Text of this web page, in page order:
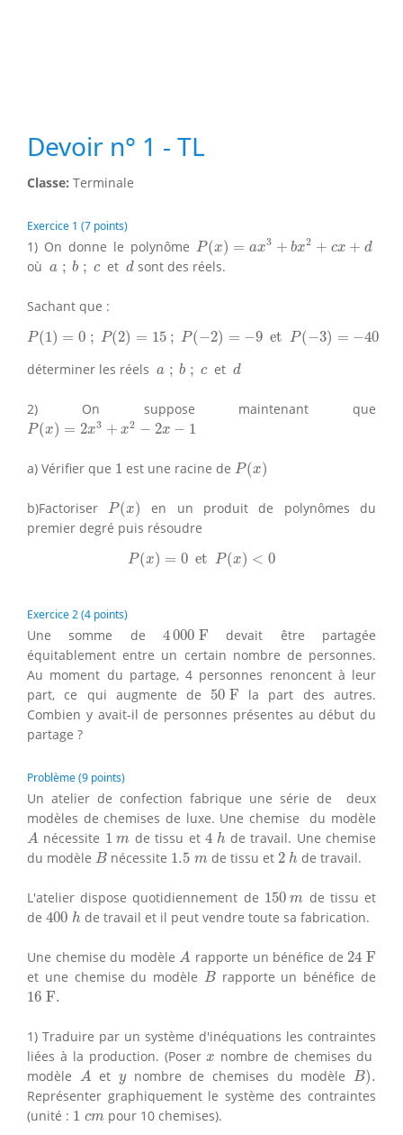
Devoir n° 1 - TL
Classe: Terminale
Exercice 1 (7 points)
1) On donne le polynôme P(x) = ax3 + bx2 + cx + d
P(x = b x2 + cx +
où a ; b ; c
a b; c et d
dsont des réels.
Sachant que :
P(1) = 0 ; P(2) = 15 ; P(−2) = −9 et P(−3) = −40
1 0; P( 15 P(− )= et P −3)= −40
déterminer les réels a ; b ; c
a b; c et d
d
2) On suppose maintenant que
P(x) = 2x3 + x2 − 2x − 1
P(x = 3+x 2 2x −1
a) Vérifier que 1
1 est une racine de P(x)
P(x
b)Factoriser P(x)
P(x)
en un produit de polynômes du
premier degré puis résoudre
P(x) = 0 et P(x) < 0
P(x 0 et P(x)< 0
Exercice 2 (4 points)
Une somme de4000 F
4000Fdevait être partagée
équitablement entre un certain nombre de personnes.
Au moment du partage, 4 personnes renoncent à leur
part, ce qui augmente de 50 F
50 Fla part des autres.
Combien y avait-il de personnes présentes au début du
partage ?
Problème (9 points)
Un atelier de confection fabrique une série de deux
modèles de chemises de luxe. Une chemise du modèle
A
A nécessite 1 m
1 m de tissu et 4 h
4 h de travail. Une chemise
du modèle B
B nécessite 1.5 m
1.5 mde tissu et 2 h
2 h de travail.
L'atelier dispose quotidiennement de 150 m
150m de tissu et
de 400 h
400 h de travail et il peut vendre toute sa fabrication.
Une chemise du modèle A
A rapporte un bénéfice de 24 F
24 F
et une chemise du modèle B
Brapporte un bénéfice de
16 F.
16 F.
1) Traduire par un système d'inéquations les contraintes
liées à la production. (Poserx
x nombre de chemises du
modèle
A
A et y
ynombre de chemises du modèle B).
B).
Représenter graphiquement le système des contraintes
(unité : 1 cm
1 cmpour 10 chemises).